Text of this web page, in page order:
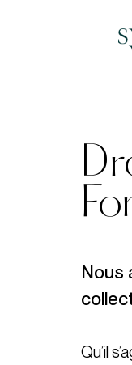
Nous
Qu’il